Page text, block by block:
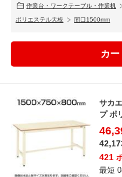
作業台・ワークテーブル・作業机
ポリエステル天板 間口1500mm
サカ
プ ポ
421
最短